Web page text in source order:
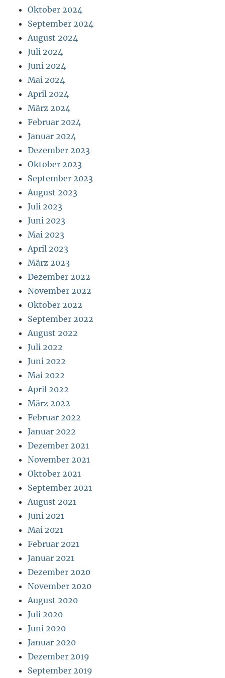
Oktober 2024
September 2024
August 2024
Juli 2024
Juni 2024
Mai 2024
April 2024
März 2024
Februar 2024
Januar 2024
Dezember 2023
Oktober 2023
September 2023
August 2023
Juli 2023
Juni 2023
Mai 2023
April 2023
März 2023
Dezember 2022
November 2022
Oktober 2022
September 2022
August 2022
Juli 2022
Juni 2022
Mai 2022
April 2022
März 2022
Februar 2022
Januar 2022
Dezember 2021
November 2021
Oktober 2021
September 2021
August 2021
Juni 2021
Mai 2021
Februar 2021
Januar 2021
Dezember 2020
November 2020
August 2020
Juli 2020
Juni 2020
Januar 2020
Dezember 2019
September 2019